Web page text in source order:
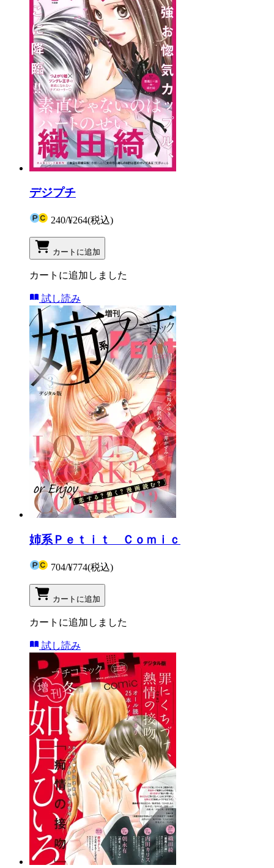
デジプチ
240/¥264(税込)
カートに追加
カートに追加しました
試し読み
姉系Ｐｅｔｉｔ Ｃｏｍｉｃ
704/¥774(税込)
カートに追加
カートに追加しました
試し読み